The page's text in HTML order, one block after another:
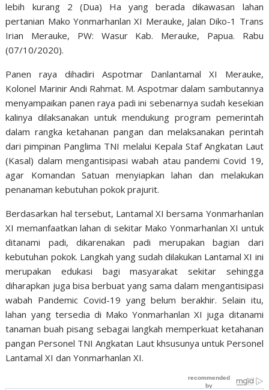
lebih kurang 2 (Dua) Ha yang berada dikawasan lahan
pertanian Mako Yonmarhanlan XI Merauke, Jalan Diko-1 Trans
Irian Merauke, PW: Wasur Kab. Merauke, Papua. Rabu
(07/10/2020).
Panen raya dihadiri Aspotmar Danlantamal XI Merauke,
Kolonel Marinir Andi Rahmat. M. Aspotmar dalam sambutannya
menyampaikan panen raya padi ini sebenarnya sudah kesekian
kalinya dilaksanakan untuk mendukung program pemerintah
dalam rangka ketahanan pangan dan melaksanakan perintah
dari pimpinan Panglima TNI melalui Kepala Staf Angkatan Laut
(Kasal) dalam mengantisipasi wabah atau pandemi Covid 19,
agar Komandan Satuan menyiapkan lahan dan melakukan
penanaman kebutuhan pokok prajurit.
Berdasarkan hal tersebut, Lantamal XI bersama Yonmarhanlan
XI memanfaatkan lahan di sekitar Mako Yonmarhanlan XI untuk
ditanami padi, dikarenakan padi merupakan bagian dari
kebutuhan pokok. Langkah yang sudah dilakukan Lantamal XI ini
merupakan edukasi bagi masyarakat sekitar sehingga
diharapkan juga bisa berbuat yang sama dalam mengantisipasi
wabah Pandemic Covid-19 yang belum berakhir. Selain itu,
lahan yang tersedia di Mako Yonmarhanlan XI juga ditanami
tanaman buah pisang sebagai langkah memperkuat ketahanan
pangan Personel TNI Angkatan Laut khsusunya untuk Personel
Lantamal XI dan Yonmarhanlan XI.